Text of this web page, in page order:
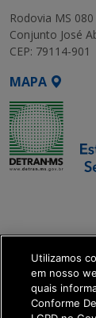
Rodovia MS
Conjunto José
CEP: 79114-901
MAPA
get_footer();
Utilizamos
em nosso
quais
Conforme